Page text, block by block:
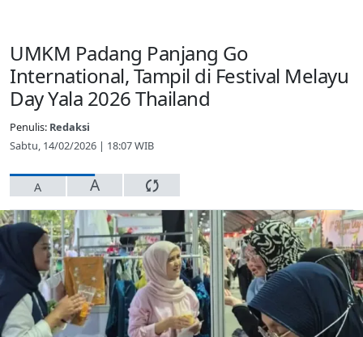
UMKM Padang Panjang Go
International, Tampil di Festival Melayu
Day Yala 2026 Thailand
Penulis: Redaksi
Sabtu, 14/02/2026 | 18:07 WIB
A A